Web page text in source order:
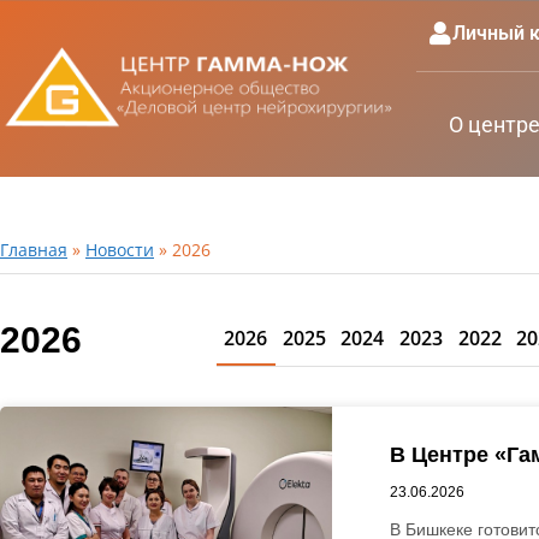
Личный
О центре
Главная » Новости » 2026
2026 2026 2025 2024 2023 2022
В Центре
23.06.2026
В Бишкеке